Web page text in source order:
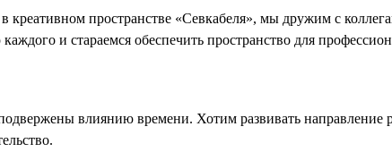
креативном пространстве «Севкабеля», мы дружим с
и стараемся обеспечить пространство для
влиянию времени. Хотим развивать направление